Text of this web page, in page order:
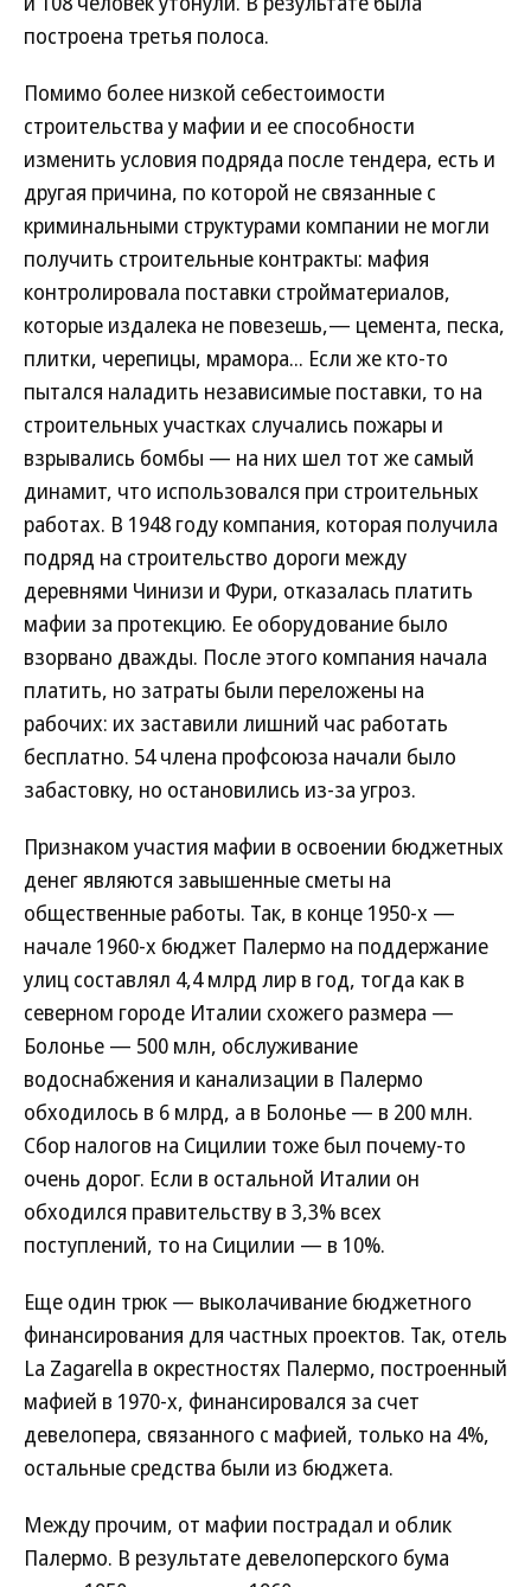
построена третья полоса.
Помимо более низкой себестоимости
строительства у мафии и ее способности
изменить условия подряда после тендера, есть и
другая причина, по которой не связанные с
криминальными структурами компании не могли
получить строительные контракты: мафия
контролировала поставки стройматериалов,
которые издалека не повезешь,— цемента, песка,
плитки, черепицы, мрамора... Если же кто-то
пытался наладить независимые поставки, то на
строительных участках случались пожары и
взрывались бомбы — на них шел тот же самый
динамит, что использовался при строительных
работах. В 1948 году компания, которая получила
подряд на строительство дороги между
деревнями Чинизи и Фури, отказалась платить
мафии за протекцию. Ее оборудование было
взорвано дважды. После этого компания начала
платить, но затраты были переложены на
рабочих: их заставили лишний час работать
бесплатно. 54 члена профсоюза начали было
забастовку, но остановились из-за угроз.
Признаком участия мафии в освоении бюджетных
денег являются завышенные сметы на
общественные работы. Так, в конце 1950-х —
начале 1960-х бюджет Палермо на поддержание
улиц составлял 4,4 млрд лир в год, тогда как в
северном городе Италии схожего размера —
Болонье — 500 млн, обслуживание
водоснабжения и канализации в Палермо
обходилось в 6 млрд, а в Болонье — в 200 млн.
Сбор налогов на Сицилии тоже был почему-то
очень дорог. Если в остальной Италии он
обходился правительству в 3,3% всех
поступлений, то на Сицилии — в 10%.
Еще один трюк — выколачивание бюджетного
финансирования для частных проектов. Так, отель
La Zagarella в окрестностях Палермо, построенный
мафией в 1970-х, финансировался за счет
девелопера, связанного с мафией, только на 4%,
остальные средства были из бюджета.
Между прочим, от мафии пострадал и облик
Палермо. В результате девелоперского бума